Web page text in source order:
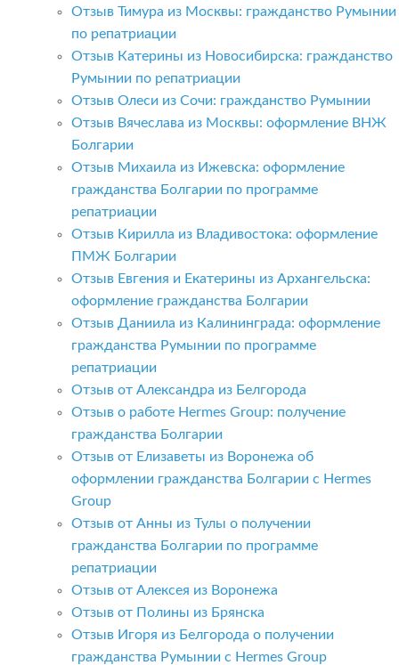
Отзыв Тимура из Москвы: гражданство Румынии
по репатриации
Отзыв Катерины из Новосибирска: гражданство
Румынии по репатриации
Отзыв Олеси из Сочи: гражданство Румынии
Отзыв Вячеслава из Москвы: оформление ВНЖ
Болгарии
Отзыв Михаила из Ижевска: оформление
гражданства Болгарии по программе
репатриации
Отзыв Кирилла из Владивостока: оформление
ПМЖ Болгарии
Отзыв Евгения и Екатерины из Архангельска:
оформление гражданства Болгарии
Отзыв Даниила из Калининграда: оформление
гражданства Румынии по программе
репатриации
Отзыв от Александра из Белгорода
Отзыв о работе Hermes Group: получение
гражданства Болгарии
Отзыв от Елизаветы из Воронежа об
оформлении гражданства Болгарии с Hermes
Group
Отзыв от Анны из Тулы о получении
гражданства Болгарии по программе
репатриации
Отзыв от Алексея из Воронежа
Отзыв от Полины из Брянска
Отзыв Игоря из Белгорода о получении
гражданства Румынии с Hermes Group